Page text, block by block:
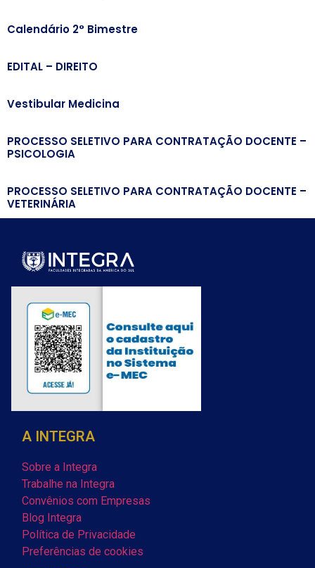
Calendário 2° Bimestre
EDITAL – DIREITO
Vestibular Medicina
PROCESSO SELETIVO PARA CONTRATAÇÃO DOCENTE –
PSICOLOGIA
PROCESSO SELETIVO PARA CONTRATAÇÃO DOCENTE –
VETERINÁRIA
A INTEGRA
Sobre a Integra
Trabalhe na Integra
Convênios com Empresas
Blog Integra
Política de Privacidade
Preferências de cookies